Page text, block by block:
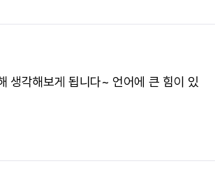
생각해보게 됩니다~ 언어에 큰 힘이 있